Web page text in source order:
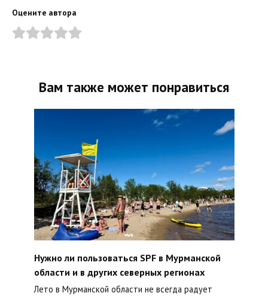
Оцените автора
Вам также может понравиться
Нужно ли пользоваться SPF в Мурманской
области и в других северных регионах
Лето в Мурманской области не всегда радует